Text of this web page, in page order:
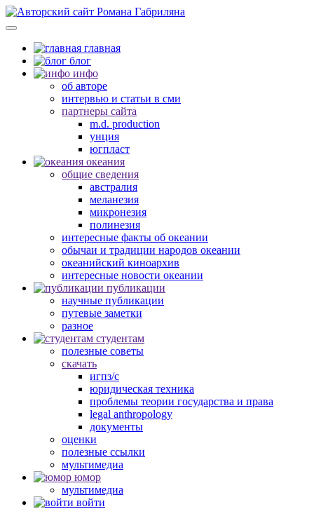
главная
блог
инфо
об авторе
интервью и статьи в сми
партнеры сайта
m.d. production
унция
югпласт
океания
общие сведения
австралия
меланезия
микронезия
полинезия
интересные факты об океании
обычаи и традиции народов океании
океанийский киноархив
интересные новости океании
публикации
научные публикации
путевые заметки
разное
студентам
полезные советы
скачать
игпз/с
юридическая техника
проблемы теории государства и права
legal anthropology
документы
оценки
полезные ссылки
мультимедиа
юмор
мультимедиа
войти